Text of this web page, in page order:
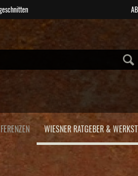
WIESNER RATGEBER &